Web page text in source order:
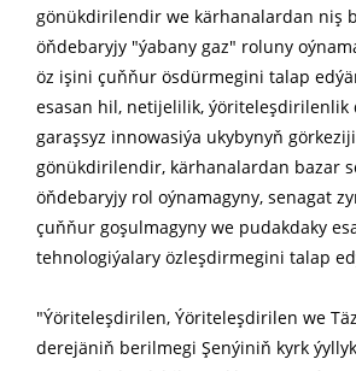
gönükdirilendir we kärhanalardan niş
öňdebaryjy "ýabany gaz" roluny
öz işini çuňňur ösdürmegini talap
esasan hil, netijelilik, ýöriteleşdirilenlik
garaşsyz innowasiýa ukybynyň
gönükdirilendir, kärhanalardan bazar
öňdebaryjy rol oýnamagyny, senagat
çuňňur goşulmagyny we pudakdaky
tehnologiýalary özleşdirmegini talap
"Ýöriteleşdirilen, Ýöriteleşdirilen we
derejäniň berilmegi Şenýiniň kyrk